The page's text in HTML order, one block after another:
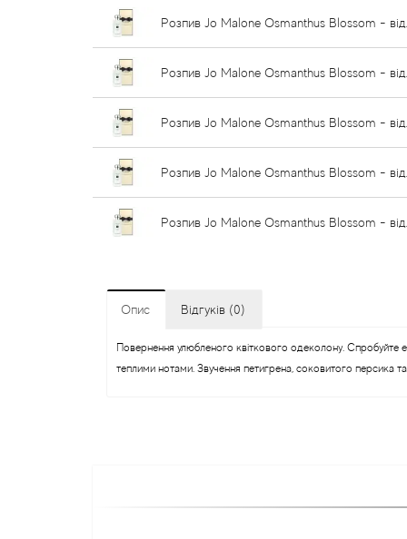
Розпив Jo Malone Osmanthus Blossom -
Розпив Jo Malone Osmanthus Blossom -
Розпив Jo Malone Osmanthus Blossom -
Розпив Jo Malone Osmanthus Blossom -
Розпив Jo Malone Osmanthus Blossom -
Опис Відгуків (0)
Повернення улюбленого квіткового одеколону. Спробуйте
теплими нотами. Звучення петигрена, соковитого персика